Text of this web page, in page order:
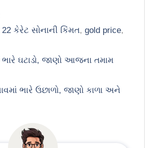
22 કેરેટ સોનાની કિંમત,gold price,
ભારે ઘટાડો, જાણો આજના તમામ
ભારે ઉછાળો, જાણો કાળા અને